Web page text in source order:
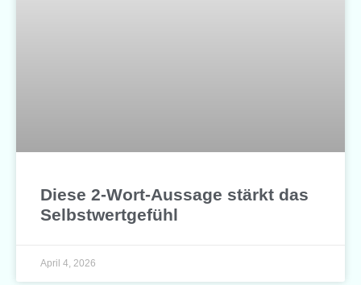
Diese 2-Wort-Aussage stärkt das
Selbstwertgefühl
April 4, 2026